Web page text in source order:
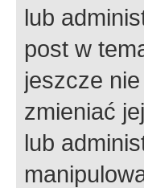
lub
post w
jeszcze
zmieniać
lub